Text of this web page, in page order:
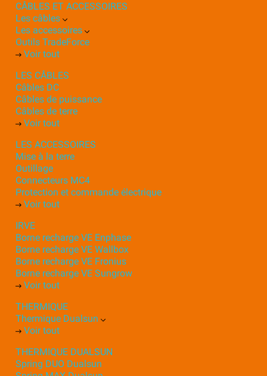
CÂBLES ET ACCESSOIRES
Les câbles
Les accessoires
Outils TradeForce
Voir tout
LES CÂBLES
Câbles DC
Câbles de puissance
Câbles de terre
Voir tout
LES ACCESSOIRES
Mise à la terre
Outillage
Connecteurs MC4
Protection et commande électrique
Voir tout
IRVE
Borne recharge VE Enphase
Borne recharge VE Wallbox
Borne recharge VE Fronius
Borne recharge VE Sungrow
Voir tout
THERMIQUE
Thermique Dualsun
Voir tout
THERMIQUE DUALSUN
Spring DUO Dualsun